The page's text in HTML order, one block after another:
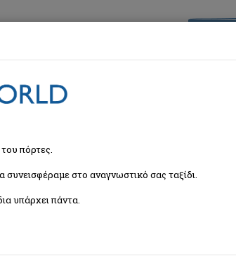
είναι
Δεν
πόρτες.
συνεισφέραμε στο αναγνωστικό σας ταξίδι.
υπάρχει πάντα.